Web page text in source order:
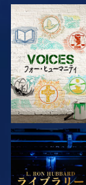
シリーズを探求
シリーズを探求